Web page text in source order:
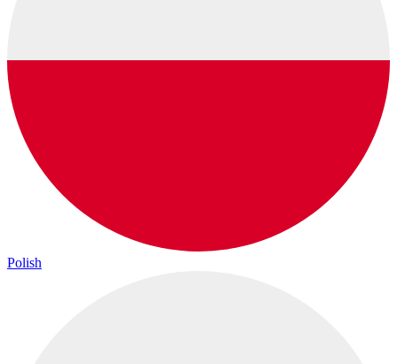
Polish